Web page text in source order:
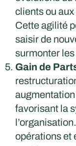
clients ou
Cette agilité
saisir de
surmonter les
Gain de
favorisant la
opérations et